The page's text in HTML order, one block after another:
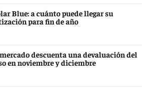
Blue: a cuánto puede llegar su
para fin de año
descuenta una devaluación del
en noviembre y diciembre